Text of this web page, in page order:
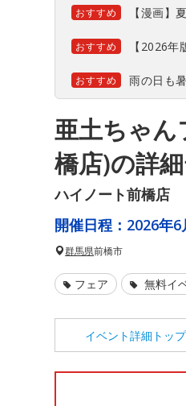
おすすめ 【漫画】
おすすめ 【2026
おすすめ 雨の日も
亜土ちゃ
橋店)の詳
ハイノート前橋店
開催日程： 2026年
群馬県前橋市
フェア 無料イ
イベント詳細 トップ